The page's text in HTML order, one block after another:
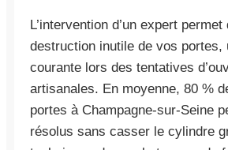
L’intervention d’un expert permet
destruction inutile de vos portes,
courante lors des tentatives
artisanales. En moyenne, 80 %
portes à Champagne-sur-Seine
résolus sans casser le cylindre